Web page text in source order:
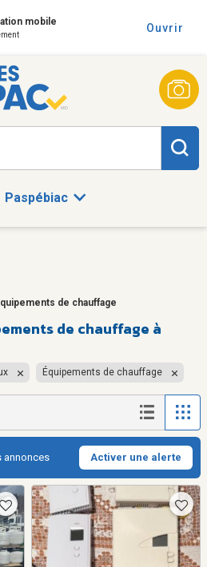
mobile Ouvrir
Paspébiac
de chauffage
de chauffage à
Équipements de chauffage
annonces Activer une alerte